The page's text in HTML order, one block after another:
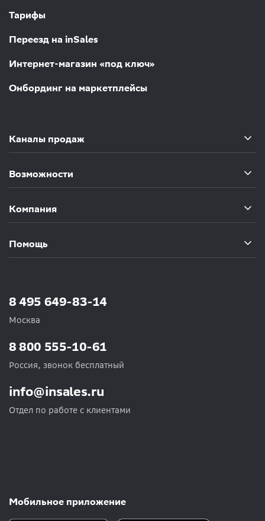
Тарифы
Переезд на inSales
Интернет-магазин «под ключ»
Онбординг на маркетплейсы
Каналы продаж
Возможности
Компания
Помощь
8 495 649-83-14
Москва
info@insales.ru
Отдел по работе с клиентами
8 800 555-10-61
Россия, звонок бесплатный
Мобильное приложение